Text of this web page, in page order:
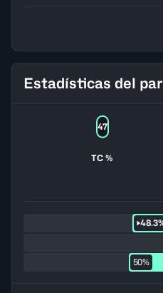
Estadísticas del
TC %
47
50%